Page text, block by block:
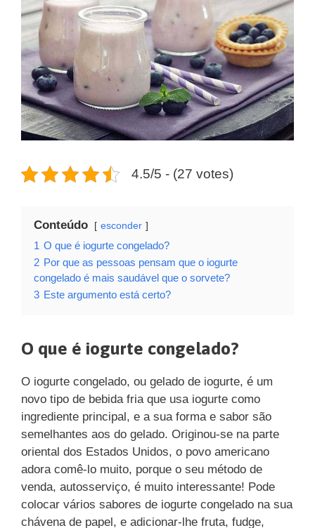
4.5/5 - (27 votes)
Conteúdo esconder
1 O que é iogurte congelado?
2 Por que as pessoas pensam que o iogurte
congelado é mais saudável que o sorvete?
3 Este argumento está certo?
O que é iogurte congelado?
O iogurte congelado, ou gelado de iogurte, é um
novo tipo de bebida fria que usa iogurte como
ingrediente principal, e a sua forma e sabor são
semelhantes aos do gelado. Originou-se na parte
oriental dos Estados Unidos, o povo americano
adora comê-lo muito, porque o seu método de
venda, autosserviço, é muito interessante! Pode
colocar vários sabores de iogurte congelado na sua
chávena de papel, e adicionar-lhe fruta, fudge,